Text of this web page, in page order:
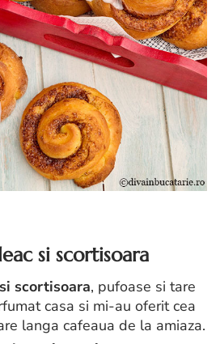
si scortisoara
scortisoara, pufoase si tare
casa si mi-au oferit cea
langa cafeaua de la amiaza.